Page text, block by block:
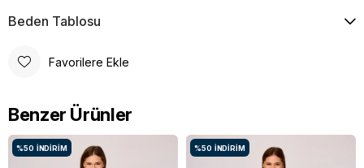
Beden Tablosu
Favorilere Ekle
Benzer Ürünler
%50 İNDIRIM %50 İNDIRIM